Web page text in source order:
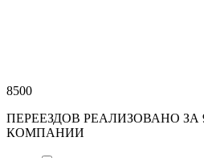
8500
ПЕРЕЕЗДОВ РЕАЛИЗОВАНО ЗА
КОМПАНИИ